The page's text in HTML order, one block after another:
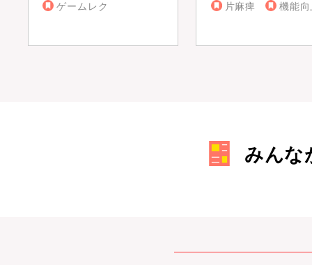
ゲームレク
片麻痺
機能向
みんな